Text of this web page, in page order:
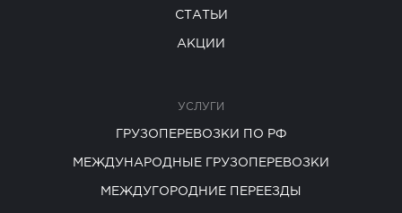
СТАТЬИ
АКЦИИ
УСЛУГИ
ГРУЗОПЕРЕВОЗКИ ПО РФ
МЕЖДУНАРОДНЫЕ ГРУЗОПЕРЕВОЗКИ
МЕЖДУГОРОДНИЕ ПЕРЕЕЗДЫ